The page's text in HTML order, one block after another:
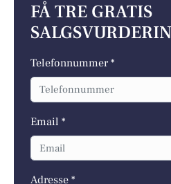
FÅ TRE GRATIS
Telefonnummer *
Email *
Adresse *